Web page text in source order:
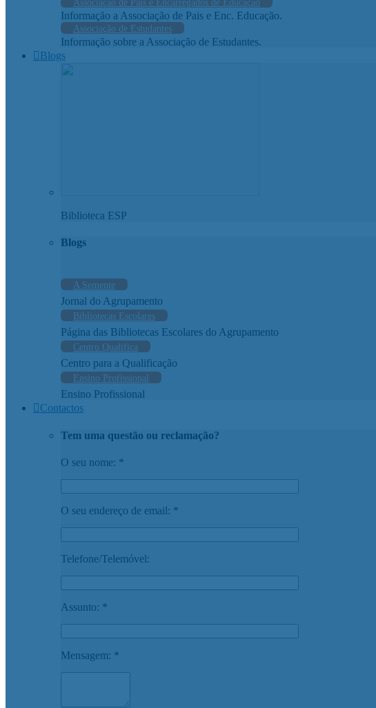
Associação de Pais e Encarregados de Educação
Informação a Associação de Pais e Enc. Educação.
Associação de Estudantes
Informação sobre a Associação de Estudantes.
Blogs
Biblioteca ESP
Blogs
A Semente
Jornal do Agrupamento
Bibliotecas Escolares
Página das Bibliotecas Escolares do Agrupamento
Centro Qualifica
Centro para a Qualificação
Ensino Profissional
Ensino Profissional
Contactos
Tem uma questão ou reclamação?
O seu nome: *
O seu endereço de email: *
Telefone/Telemóvel:
Assunto: *
Mensagem: *